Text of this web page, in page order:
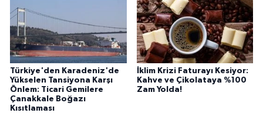
Türkiye'den Karadeniz'de
Yükselen Tansiyona Karşı
Önlem: Ticari Gemilere
Çanakkale Boğazı
Kısıtlaması
İklim Krizi Faturayı Kesiyor:
Kahve ve Çikolataya %100
Zam Yolda!